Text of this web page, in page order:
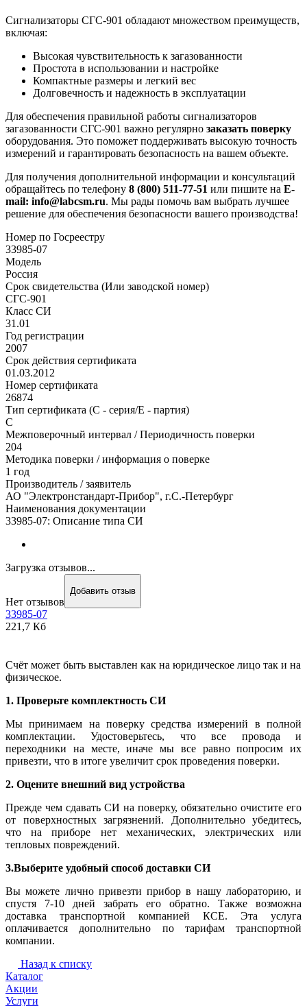
Сигнализаторы СГС-901 обладают множеством преимуществ,
включая:
Высокая чувствительность к загазованности
Простота в использовании и настройке
Компактные размеры и легкий вес
Долговечность и надежность в эксплуатации
Для обеспечения правильной работы сигнализаторов
загазованности СГС-901 важно регулярно заказать поверку
оборудования. Это поможет поддерживать высокую точность
измерений и гарантировать безопасность на вашем объекте.
Для получения дополнительной информации и консультаций
обращайтесь по телефону 8 (800) 511-77-51 или пишите на E-
mail: info@labcsm.ru. Мы рады помочь вам выбрать лучшее
решение для обеспечения безопасности вашего производства!
Номер по Госреестру
33985-07
Модель
Россия
Срок свидетельства (Или заводской номер)
СГС-901
Класс СИ
31.01
Год регистрации
2007
Срок действия сертификата
01.03.2012
Номер сертификата
26874
Тип сертификата (C - серия/E - партия)
С
Межповерочный интервал / Периодичность поверки
204
Методика поверки / информация о поверке
1 год
Производитель / заявитель
АО "Электронстандарт-Прибор", г.С.-Петербург
Наименования документации
33985-07: Описание типа СИ
Загрузка отзывов...
Нет отзывов
Добавить отзыв
33985-07
221,7 Кб
Счёт может быть выставлен как на юридическое лицо так и на
физическое.
1. Проверьте комплектность СИ
Мы принимаем на поверку средства измерений в полной
комплектации. Удостоверьтесь, что все провода и
переходники на месте, иначе мы все равно попросим их
привезти, что в итоге увеличит срок проведения поверки.
2. Оцените внешний вид устройства
Прежде чем сдавать СИ на поверку, обязательно очистите его
от поверхностных загрязнений. Дополнительно убедитесь,
что на приборе нет механических, электрических или
тепловых повреждений.
3.Выберите удобный способ доставки СИ
Вы можете лично привезти прибор в нашу лабораторию, и
спустя 7-10 дней забрать его обратно. Также возможна
доставка транспортной компанией КСЕ. Эта услуга
оплачивается дополнительно по тарифам транспортной
компании.
Назад к списку
Каталог
Акции
Услуги